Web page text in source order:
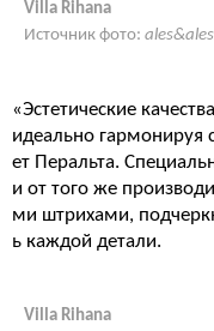
Villa Rihana
Источник фото: ales&ales
«Эстетические
идеально
ет Перальта.
и от того же
ми штрихами,
ь каждой детали.
Villa Rihana